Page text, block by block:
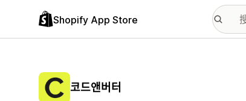
Shopify App Store
코드앤버터